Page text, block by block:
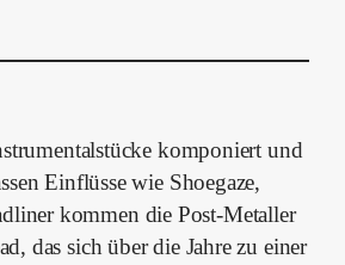
komponiert und
Einflüsse wie Shoegaze,
kommen die Post-Metaller
das sich über die Jahre zu einer